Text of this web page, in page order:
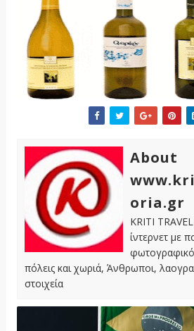
About
oria.gr
KRITI
ίντερνετ με
πόλεις και χωριά, Άνθρωποι,
στοιχεία